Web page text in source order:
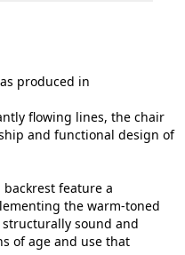
produced in
flowing lines, the chair
and functional design of
feature a
the warm-toned
sound and
of age and use that